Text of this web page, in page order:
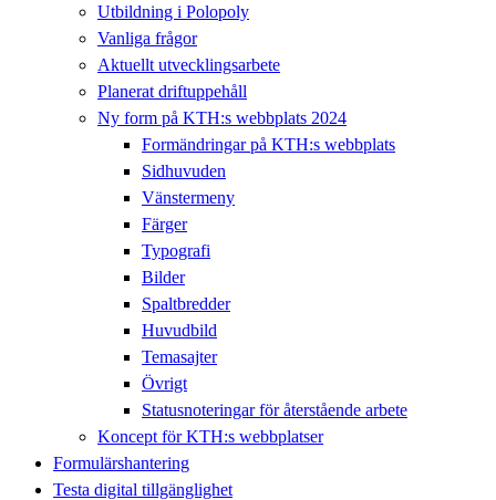
Utbildning i Polopoly
Vanliga frågor
Aktuellt utvecklingsarbete
Planerat driftuppehåll
Ny form på KTH:s webbplats 2024
Formändringar på KTH:s webbplats
Sidhuvuden
Vänstermeny
Färger
Typografi
Bilder
Spaltbredder
Huvudbild
Temasajter
Övrigt
Statusnoteringar för återstående arbete
Koncept för KTH:s webbplatser
Formulärshantering
Testa digital tillgänglighet